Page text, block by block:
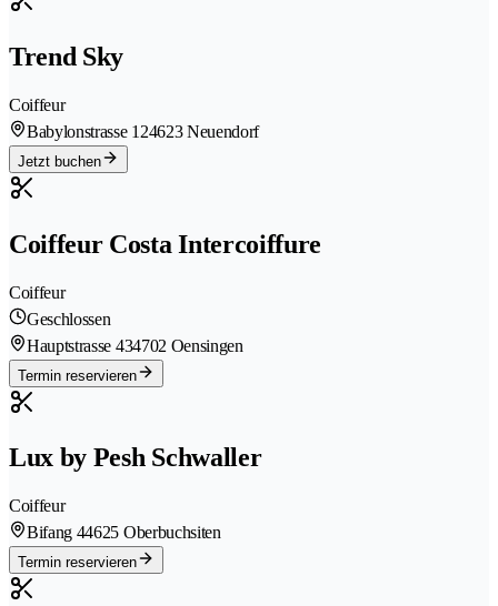
Trend Sky
Coiffeur
Babylonstrasse 124623 Neuendorf
Jetzt buchen
Coiffeur Costa Intercoiffure
Coiffeur
Geschlossen
Hauptstrasse 434702 Oensingen
Termin reservieren
Lux by Pesh Schwaller
Coiffeur
Bifang 44625 Oberbuchsiten
Termin reservieren